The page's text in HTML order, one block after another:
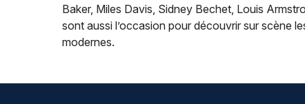
Baker, Miles Davis, Sidney Bechet, Louis
sont aussi l’occasion pour découvrir sur scène
modernes.